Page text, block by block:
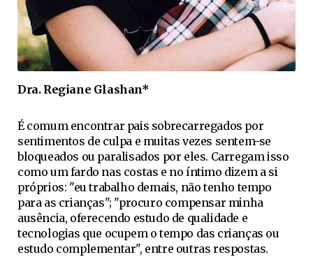
Dra. Regiane Glashan*
É comum encontrar pais sobrecarregados por
sentimentos de culpa e muitas vezes sentem-se
bloqueados ou paralisados por eles. Carregam isso
como um fardo nas costas e no íntimo dizem a si
próprios: "eu trabalho demais, não tenho tempo
para as crianças"; "procuro compensar minha
ausência, oferecendo estudo de qualidade e
tecnologias que ocupem o tempo das crianças ou
estudo complementar", entre outras respostas.